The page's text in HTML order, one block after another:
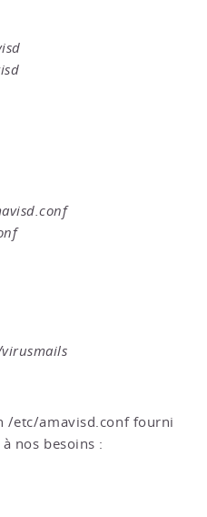
/etc/amavisd.conf fourni
nos besoins :